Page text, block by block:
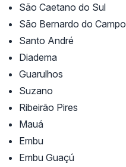
São Caetano do Sul
São Bernardo do Campo
Santo André
Diadema
Guarulhos
Suzano
Ribeirão Pires
Mauá
Embu
Embu Guaçú